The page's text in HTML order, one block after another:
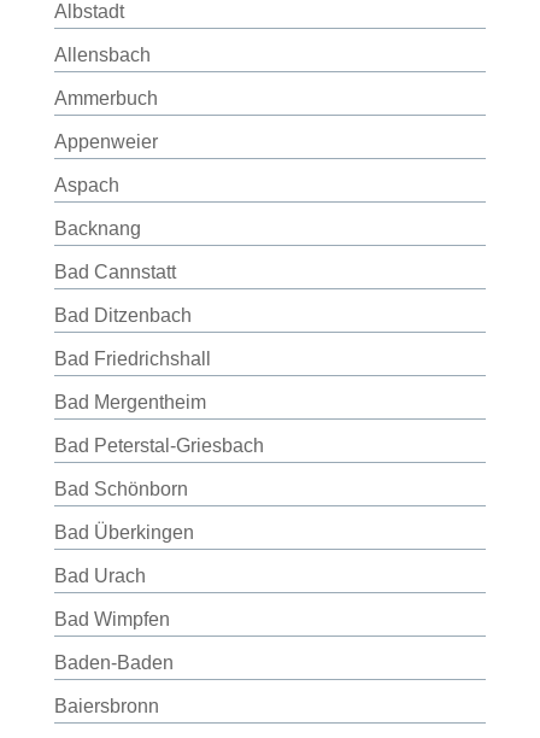
Albstadt
Allensbach
Ammerbuch
Appenweier
Aspach
Backnang
Bad Cannstatt
Bad Ditzenbach
Bad Friedrichshall
Bad Mergentheim
Bad Peterstal-Griesbach
Bad Schönborn
Bad Überkingen
Bad Urach
Bad Wimpfen
Baden-Baden
Baiersbronn